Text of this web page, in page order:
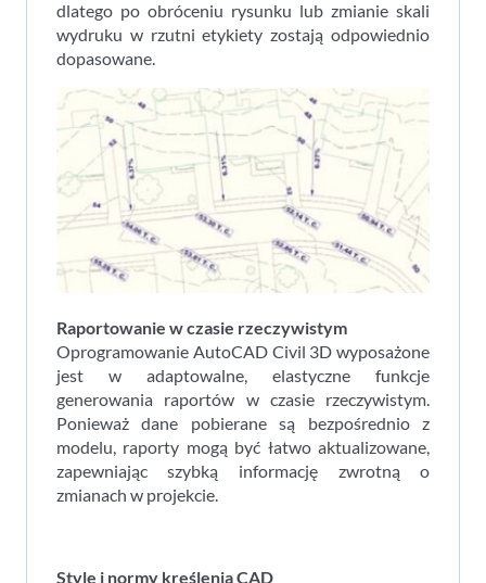
dlatego po obróceniu rysunku lub zmianie skali
wydruku w rzutni etykiety zostają odpowiednio
dopasowane.
Raportowanie w czasie rzeczywistym
Oprogramowanie AutoCAD Civil 3D wyposażone
jest w adaptowalne, elastyczne funkcje
generowania raportów w czasie rzeczywistym.
Ponieważ dane pobierane są bezpośrednio z
modelu, raporty mogą być łatwo aktualizowane,
zapewniając szybką informację zwrotną o
zmianach w projekcie.
Style i normy kreślenia CAD